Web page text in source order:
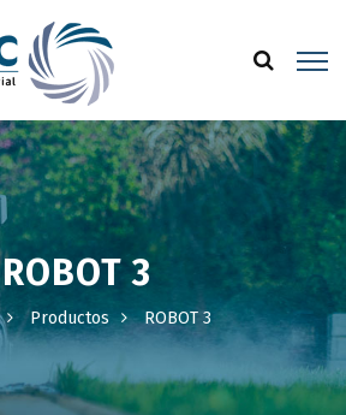
ROBOT 3
Productos ROBOT 3